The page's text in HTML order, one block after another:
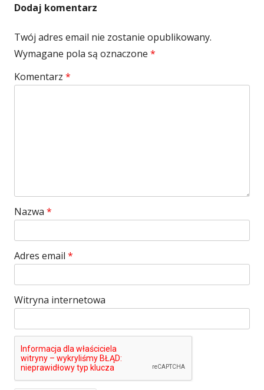
Dodaj komentarz
Twój adres email nie zostanie opublikowany.
Wymagane pola są oznaczone *
Komentarz *
Nazwa *
Adres email *
Witryna internetowa